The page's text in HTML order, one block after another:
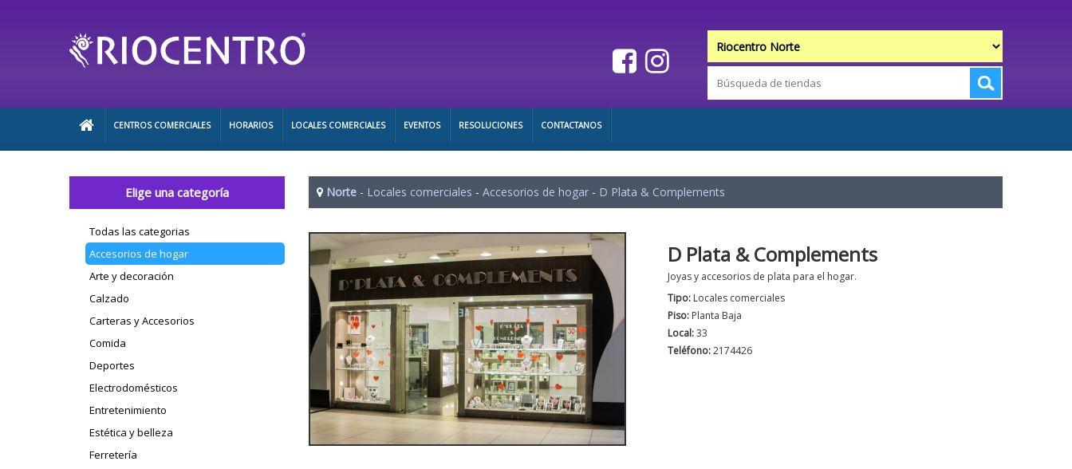
CENTROS COMERCIALES HORARIOS LOCALES COMERCIALES EVENTOS RESOLUCIONES CONTACTANOS
Elige una categoría
Todas las categorias
Accesorios de hogar
Arte y decoración
Calzado
Carteras y Accesorios
Comida
Deportes
Electrodomésticos
Entretenimiento
Estética y belleza
Ferretería
Norte - Locales comerciales - Accesorios de hogar - D Plata & Complements
D Plata & Complements
Joyas y accesorios de plata para el hogar.
Tipo: Locales comerciales
Piso: Planta Baja
Local:33
Teléfono:2174426